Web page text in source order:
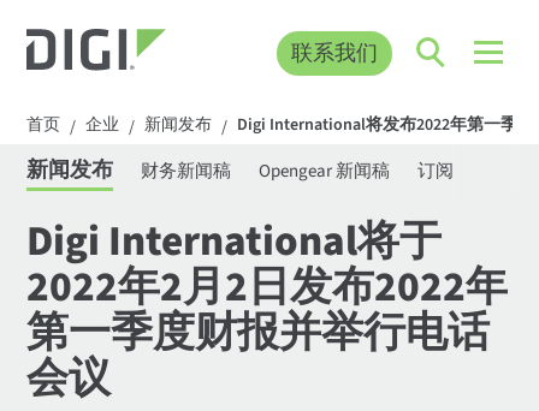
联系我们
首页 / 企业 / 新闻发布 / Digi International将发布2022年第一季
新闻发布 财务新闻稿 Opengear 新闻稿 订阅
Digi International将于
2022年2月2日发布2022年
第一季度财报并举行电话
会议